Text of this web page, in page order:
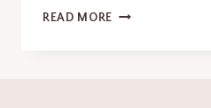
READ MORE